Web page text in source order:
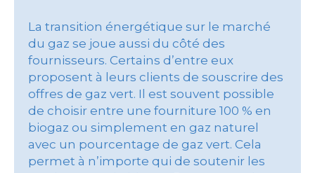
La transition énergétique sur le marché
du gaz se joue aussi du côté des
fournisseurs. Certains d’entre eux
proposent à leurs clients de souscrire des
offres de gaz vert. Il est souvent possible
de choisir entre une fourniture 100 % en
biogaz ou simplement en gaz naturel
avec un pourcentage de gaz vert. Cela
permet à n’importe qui de soutenir les